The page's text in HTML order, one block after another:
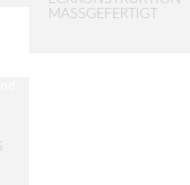
MASSGEFERTIGT